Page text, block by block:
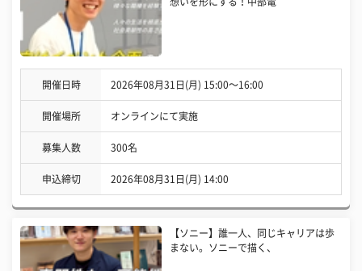
開催日時 2026年08月31日(月) 15:00〜16:00
開催場所 オンラインにて実施
募集人数 300名
申込締切 2026年08月31日(月) 14:00
【ソニー】誰一人、同じキャリアは歩
まない。ソニーで描く、